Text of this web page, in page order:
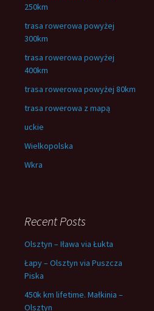
250km
trasa rowerowa powyżej
300km
trasa rowerowa powyżej
400km
trasa rowerowa powyżej 80km
trasa rowerowa z mapą
uckie
Wielkopolska
Wkra
Recent Posts
Olsztyn – Iława via Łukta
Łapy – Olsztyn via Puszcza
Piska
450k km lifetime. Małkinia –
Olsztyn